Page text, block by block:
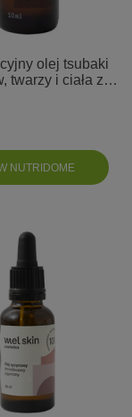
NUTRIDOME
olej tsubaki
twarzy i ciała z